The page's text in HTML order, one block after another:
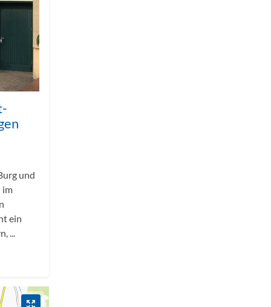
und
im
ein
...